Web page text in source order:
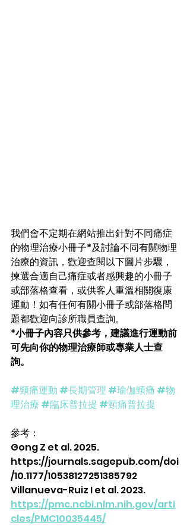
我們會不定期在網站推出針對不同痛症
的物理治療小冊子*及討論不同有關物理
治療的資訊，歡迎查閱以下圖片步驟，
揀選合適自己痛症或者感興趣的小冊子
或部落格查看，或供客人重溫相關復康
運動！如有任何有關小冊子或部落格問
題都歡迎向診所職員查詢。
*小冊子內容只供參考，建議進行運動前
可先向你的物理治療師或專業人士查
詢。
#頸痛運動 #長期管理 #瑜伽頸痛 #物
理治療 #臨床普拉提 #頸痛普拉提
參考：
Gong Z et al. 2025.
https://journals.sagepub.com/doi
/10.1177/10538127251385792
Villanueva-Ruiz I et al. 2023.
https://pmc.ncbi.nlm.nih.gov/arti
cles/PMC10035445/